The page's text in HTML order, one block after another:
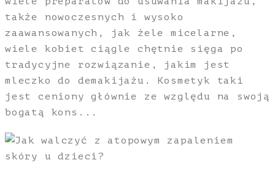
także nowoczesnych i wysoko
zaawansowanych, jak żele micelarne,
wiele kobiet ciągle chętnie sięga po
tradycyjne rozwiązanie, jakim jest
mleczko do demakijażu. Kosmetyk taki
jest ceniony głównie ze względu na swoją
bogatą kons...